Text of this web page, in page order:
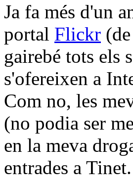
Ja fa més d'un
portal Flickr
gairebé tots els
s'ofereixen a
Com no, les
(no podia ser
en la meva
entrades a Tinet.